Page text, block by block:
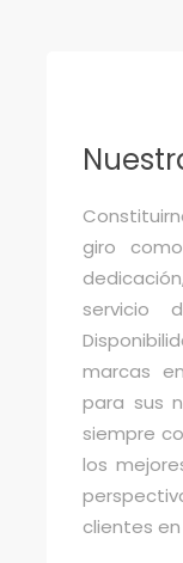
giro
servicio
marcas
para sus
siempre
los
clientes